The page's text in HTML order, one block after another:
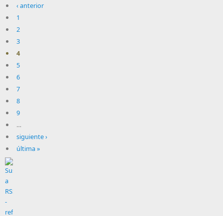
‹ anterior
1
2
3
4
5
6
7
8
9
…
siguiente ›
última »